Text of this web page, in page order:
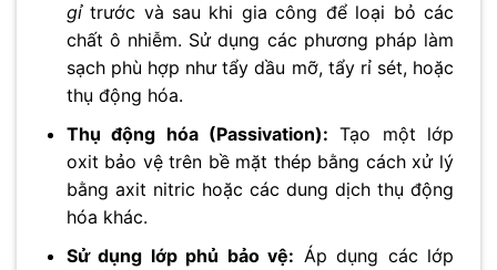
gỉtrước và sau khi gia công để loại bỏ các
chất ô nhiễm. Sử dụng các phương pháp làm
sạch phù hợp như tẩy dầu mỡ, tẩy rỉ sét, hoặc
thụ động hóa.
Thụ động hóa (Passivation): Tạo một lớp
oxit bảo vệ trên bề mặt thép bằng cách xử lý
bằng axit nitric hoặc các dung dịch thụ động
hóa khác.
Sử dụng lớp phủ bảo vệ: Áp dụng các lớp